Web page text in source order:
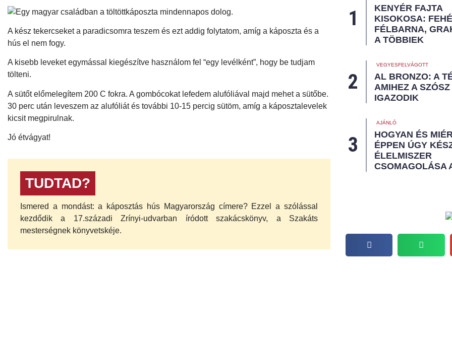
A kész tekercseket a paradicsomra teszem és ezt addig folytatom, amíg a káposzta és a
hús el nem fogy.
A kisebb leveket egymással kiegészítve használom fel “egy levélként”, hogy be tudjam
tölteni.
A sütőt előmelegítem 200 C fokra. A gombócokat lefedem alufóliával majd mehet a sütőbe.
30 perc után leveszem az alufóliát és további 10-15 percig sütöm, amíg a káposztalevelek
kicsit megpirulnak.
Jó étvágyat!
TUDTAD?
Ismered a mondást: a káposztás hús Magyarország címere? Ezzel a szólással
kezdődik a 17.századi Zrínyi-udvarban íródott szakácskönyv, a Szakáts
mesterségnek könyvetskéje.
KENYÉR FAJTA
KISOKOSA:
FÉLBARNA,
A TÖBBIEK
VEGYESFELVÁGOTT
AL BRONZO: A
AMIHEZ A SZÓSZ
IGAZODIK
AJÁNLÓ
HOGYAN ÉS
ÉPPEN ÚGY
ÉLELMISZER
CSOMAGOLÁSA